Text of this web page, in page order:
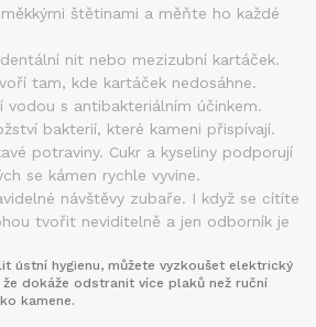
štětinami a měňte ho každé
nit nebo mezizubní kartáček.
tam, kde kartáček nedosáhne.
vodou s antibakteriálním účinkem.
bakterií, které kameni přispívají.
potraviny. Cukr a kyseliny podporují
se kámen rychle vyvine.
návštěvy zubaře. I když se cítíte
tvořit neviditelně a jen odborník je
ústní hygienu, můžete vyzkoušet elektrický
dokáže odstranit více plaků než ruční
kamene.